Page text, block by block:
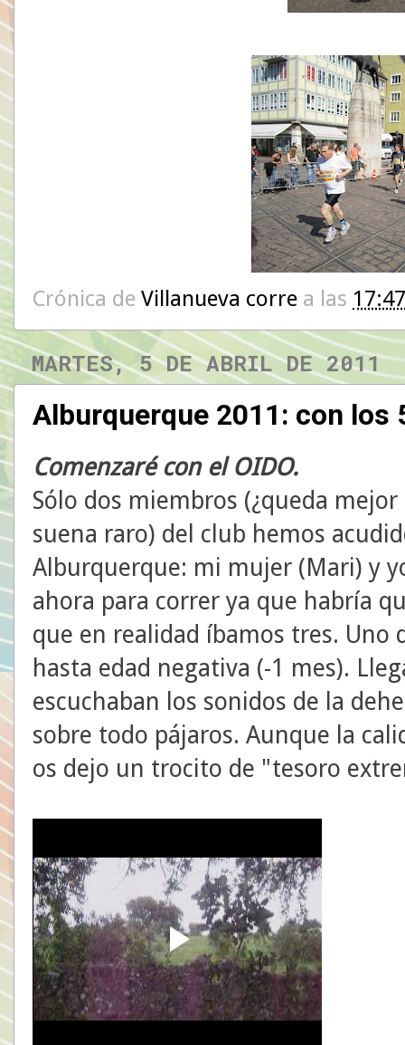
Crónica de Villanueva corre a las 17:47
MARTES, 5 DE ABRIL DE 2011
Alburquerque 2011: con los
Comenzaré con el OIDO.
Sólo dos miembros (¿queda
suena raro) del club hemos
Alburquerque: mi mujer (Mari) y
ahora para correr ya que habría
que en realidad íbamos tres. Uno
hasta edad negativa (-1 mes).
escuchaban los sonidos de la
sobre todo pájaros. Aunque la
os dejo un trocito de "tesoro